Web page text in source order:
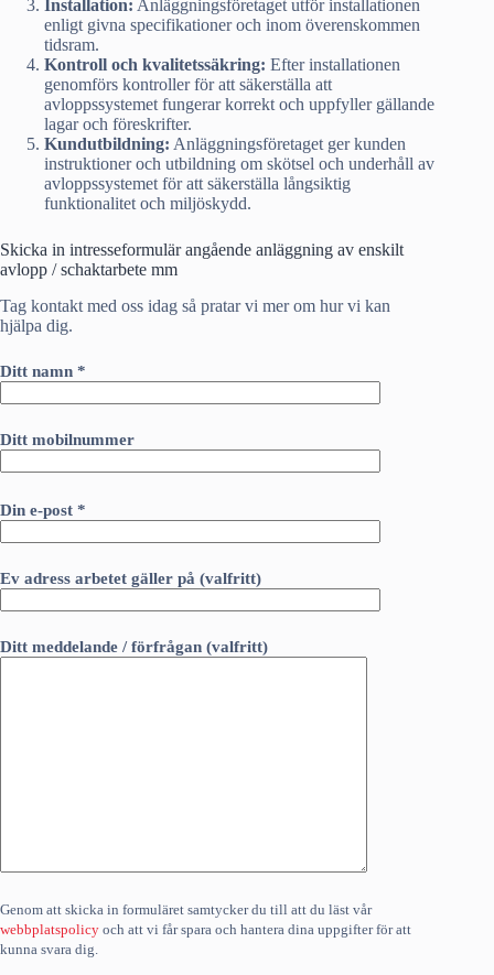
Installation: Anläggningsföretaget utför installationen
enligt givna specifikationer och inom överenskommen
tidsram.
Kontroll och kvalitetssäkring: Efter installationen
genomförs kontroller för att säkerställa att
avloppssystemet fungerar korrekt och uppfyller gällande
lagar och föreskrifter.
Kundutbildning: Anläggningsföretaget ger kunden
instruktioner och utbildning om skötsel och underhåll av
avloppssystemet för att säkerställa långsiktig
funktionalitet och miljöskydd.
Skicka in intresseformulär angående anläggning av enskilt
avlopp / schaktarbete mm
Tag kontakt med oss idag så pratar vi mer om hur vi kan
hjälpa dig.
Ditt namn *
Ditt mobilnummer
Din e-post *
Ev adress arbetet gäller på (valfritt)
Ditt meddelande / förfrågan (valfritt)
Genom att skicka in formuläret samtycker du till att du läst vår
webbplatspolicy och att vi får spara och hantera dina uppgifter för att
kunna svara dig.